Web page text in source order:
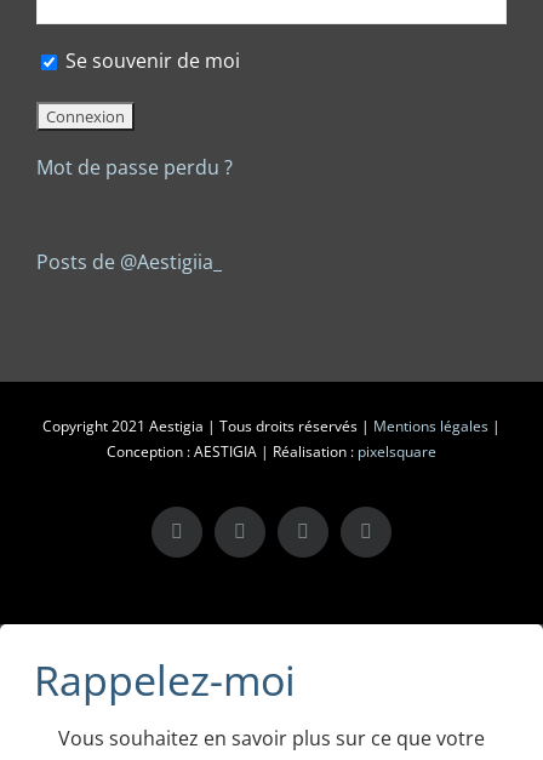
Se souvenir de moi
Mot de passe perdu ?
Posts de @Aestigiia_
Copyright 2021 Aestigia | Tous droits réservés | Mentions légales |
Conception : AESTIGIA | Réalisation : pixelsquare
X LinkedInInstagramFacebook
Rappelez-moi
Vous souhaitez en savoir plus sur ce que votre